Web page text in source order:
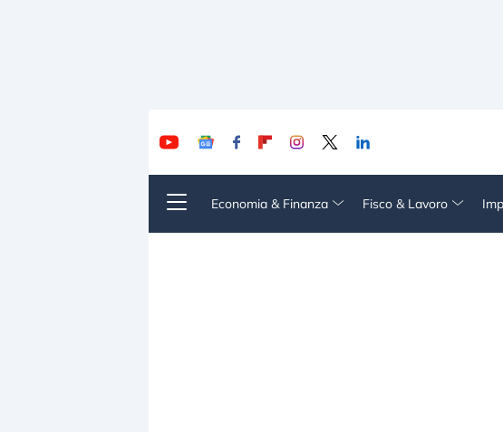
Economia & Finanza Fisco & Lavoro